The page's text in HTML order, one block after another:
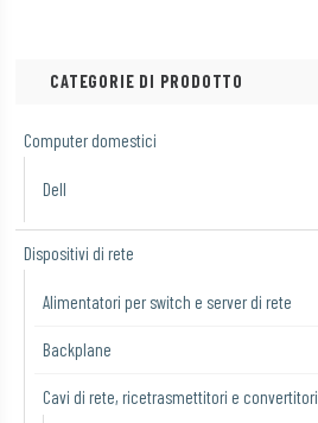
CATEGORIE DI PRODOTTO
Computer domestici
Dell
Dispositivi di rete
Alimentatori per switch e server di rete
Backplane
Cavi di rete, ricetrasmettitori e convertitori